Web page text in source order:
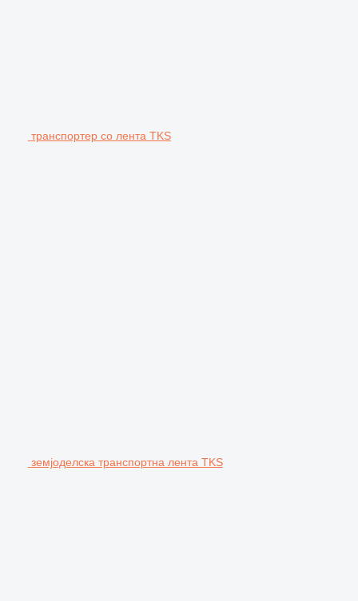
транспортер со лента TKS
земјоделска транспортна лента TKS